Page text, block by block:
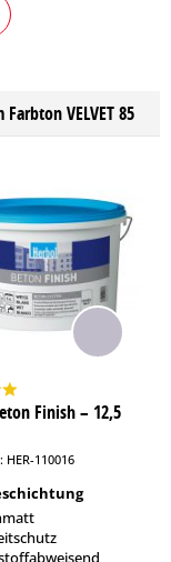
Farbton VELVET 85
Finish – 12,5
110016